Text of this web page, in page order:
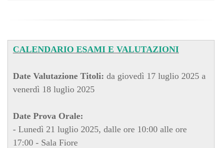
CALENDARIO ESAMI E VALUTAZIONI
Date Valutazione Titoli: da giovedì 17 luglio 2025 a
venerdì 18 luglio 2025
Date Prova Orale:
- Lunedì 21 luglio 2025, dalle ore 10:00 alle ore
17:00 - Sala Fiore